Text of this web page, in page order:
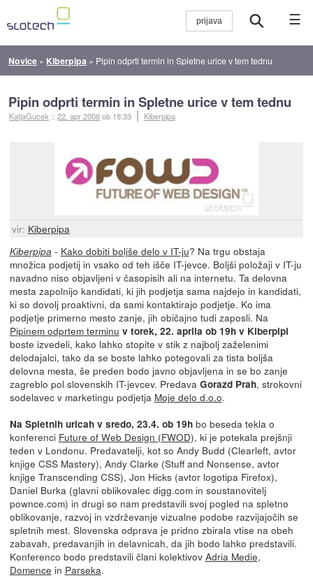
☰
Novice » Kiberpipa » Pipin odprti termin in Spletne urice v tem tednu
Pipin odprti termin in Spletne urice v tem tednu
KatjaGucek ::22. apr 2008ob 18:33 Kiberpipa
vir: Kiberpipa
Kiberpipa - Kako dobiti boljše delo v IT-ju? Na trgu obstaja
množica podjetij in vsako od teh išče IT-jevce. Boljši položaji v IT-ju
navadno niso objavljeni v časopisih ali na internetu. Ta delovna
mesta zapolnijo kandidati, ki jih podjetja sama najdejo in kandidati,
ki so dovolj proaktivni, da sami kontaktirajo podjetje. Ko ima
podjetje primerno mesto zanje, jih običajno tudi zaposli. Na
Pipinem odprtem terminu v torek, 22. aprila ob 19h v Kiberpipi
boste izvedeli, kako lahko stopite v stik z najbolj zaželenimi
delodajalci, tako da se boste lahko potegovali za tista boljša
delovna mesta, še preden bodo javno objavljena in se bo zanje
zagreblo pol slovenskih IT-jevcev. Predava Gorazd Prah, strokovni
sodelavec v marketingu podjetja Moje delo d.o.o.
Na Spletnih uricah v sredo, 23.4. ob 19hbo beseda tekla o
konferenci Future of Web Design (FWOD), ki je potekala prejšnji
teden v Londonu. Predavatelji, kot so Andy Budd (Clearleft, avtor
knjige CSS Mastery), Andy Clarke (Stuff and Nonsense, avtor
knjige Transcending CSS), Jon Hicks (avtor logotipa Firefox),
Daniel Burka (glavni oblikovalec digg.com in soustanovitelj
pownce.com) in drugi so nam predstavili svoj pogled na spletno
oblikovanje, razvoj in vzdrževanje vizualne podobe razvijajočih se
spletnih mest. Slovenska odprava je pridno zbirala vtise na obeh
zabavah, predavanjih in delavnicah, da jih bodo lahko predstavili.
Konferenco bodo predstavili člani kolektivov Adria Medie,
Domence in Parseka.